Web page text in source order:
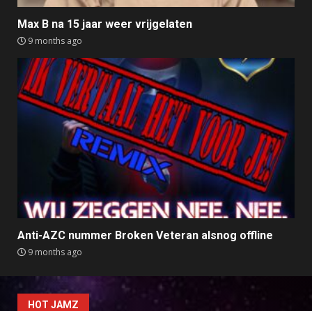
Max B na 15 jaar weer vrijgelaten
9 months ago
Anti-AZC nummer Broken Veteran alsnog offline
9 months ago
HOT JAMZ